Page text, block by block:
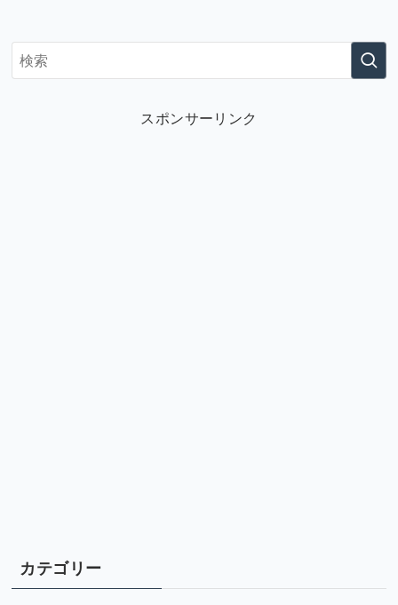
スポンサーリンク
カテゴリー